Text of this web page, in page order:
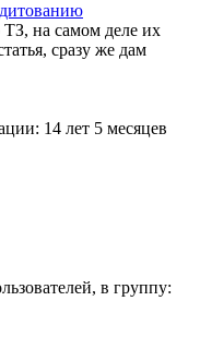
на самом деле их
сразу же дам
14 лет 5 месяцев
в группу: